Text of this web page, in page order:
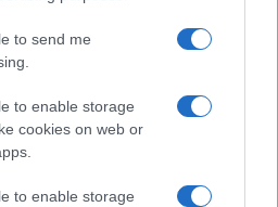
to send me
to enable storage
cookies on web or
to enable storage
– l’ondata emigratoria dai
ricchi sarebbe non solo
dall’essere il
secolare